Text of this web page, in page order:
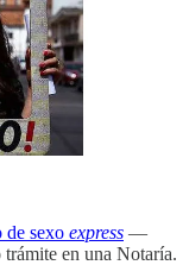
de sexo express —
en una Notaría.